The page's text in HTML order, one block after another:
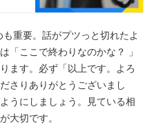
重要。話がプツっと切れたよ
「ここで終わりなのかな？ 」
ます。必ず「以上です。よろ
さりありがとうございまし
うにしましょう。見ている相
大切です。